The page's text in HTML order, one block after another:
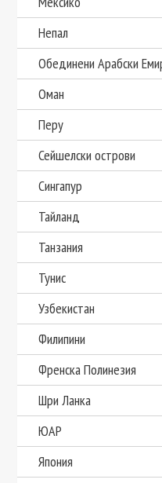
Непал
Обединени Арабски
Оман
Перу
Сейшелски острови
Сингапур
Тайланд
Танзания
Тунис
Узбекистан
Филипини
Френска Полинезия
Шри Ланка
ЮАР
Япония